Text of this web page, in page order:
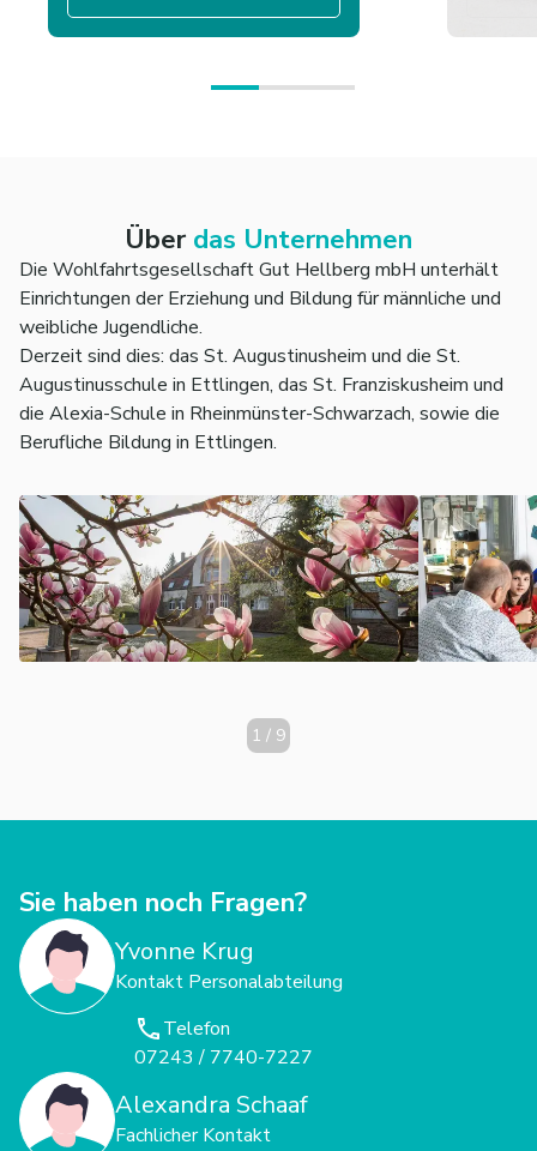
Über das Unternehmen
Die Wohlfahrtsgesellschaft Gut Hellberg mbH unterhält
Einrichtungen der Erziehung und Bildung für männliche und
weibliche Jugendliche.
Derzeit sind dies: das St. Augustinusheim und die St.
Augustinusschule in Ettlingen, das St. Franziskusheim und
die Alexia-Schule in Rheinmünster-Schwarzach, sowie die
Berufliche Bildung in Ettlingen.
1 / 9
Sie haben noch Fragen?
Yvonne Krug
Kontakt Personalabteilung
Telefon
07243 / 7740-7227
Alexandra Schaaf
Fachlicher Kontakt